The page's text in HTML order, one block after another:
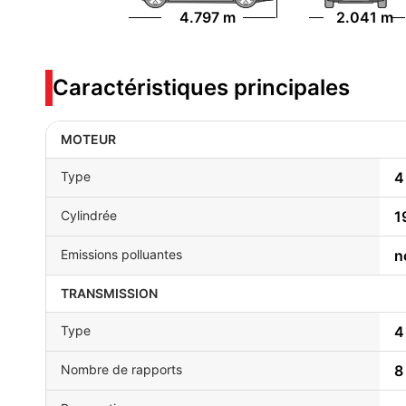
4.797 m 2.041 m
Caractéristiques principales
MOTEUR
Type 4
Cylindrée
Emissions polluantes
TRANSMISSION
Type 4
Nombre de rapports 8